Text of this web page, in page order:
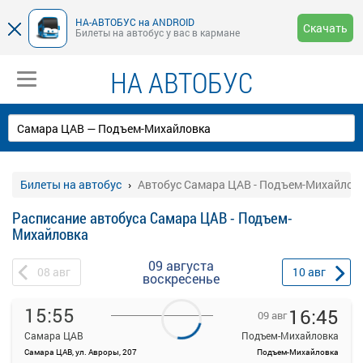
НА-АВТОБУС на ANDROID
Билеты на автобус у вас в кармане
Скачать
НА АВТОБУС
Билеты на автобус Автобус Самара ЦАВ - Подъем-
Расписание автобуса Самара ЦАВ - Подъем-
Михайловка
08 авг 09 августа
воскресенье 10авг
15:55
Самара ЦАВ
Самара ЦАВ, ул. Авроры, 207
09 авг 16:45
Подъем-Михайловка
Подъем-Михайловка
На данной странице вы можете ознакомиться с расписанием и